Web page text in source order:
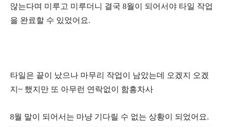
않는다며 미루고 미루더니 결국 8월이 되어서야 타일 작업
을 완료할 수 있었어요.
타일은 끝이 났으나 마무리 작업이 남았는데 오겠지 오겠
지~ 했지만 또 아무런 연락없이 함흥차사
8월 말이 되어서는 마냥 기다릴 수 없는 상황이 되었어요.